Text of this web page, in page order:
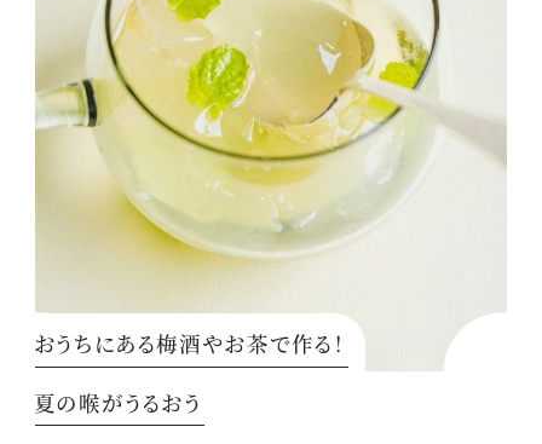
おうちにある梅酒やお茶で作る！
夏の喉がうるおう